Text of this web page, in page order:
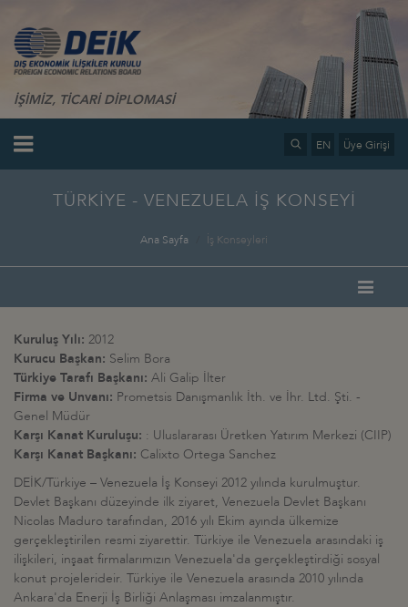
İŞİMİZ, TİCARİ DİPLOMASİ
EN Üye Girişi
TÜRKİYE - VENEZUELA İŞ KONSEYİ
Ana Sayfa İş Konseyleri
Kuruluş Yılı: 2012
Kurucu Başkan: Selim Bora
Türkiye Tarafı Başkanı: Ali Galip İlter
Firma ve Unvanı: Prometsis Danışmanlık İth. ve İhr. Ltd. Şti. -
Genel Müdür
Karşı Kanat Kuruluşu: : Uluslararası Üretken Yatırım Merkezi (CIIP)
Karşı Kanat Başkanı: Calixto Ortega Sanchez
DEİK/Türkiye – Venezuela İş Konseyi 2012 yılında kurulmuştur.
Devlet Başkanı düzeyinde ilk ziyaret, Venezuela Devlet Başkanı
Nicolas Maduro tarafından, 2016 yılı Ekim ayında ülkemize
gerçekleştirilen resmi ziyarettir. Türkiye ile Venezuela arasındaki iş
ilişkileri, inşaat firmalarımızın Venezuela'da gerçekleştirdiği sosyal
konut projelerideir. Türkiye ile Venezuela arasında 2010 yılında
Ankara'da Enerji İş Birliği Anlaşması imzalanmıştır.